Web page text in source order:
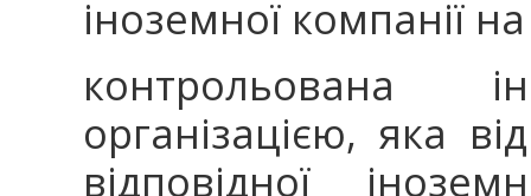
іноземної компанії
контрольована
організацією, яка
відповідної